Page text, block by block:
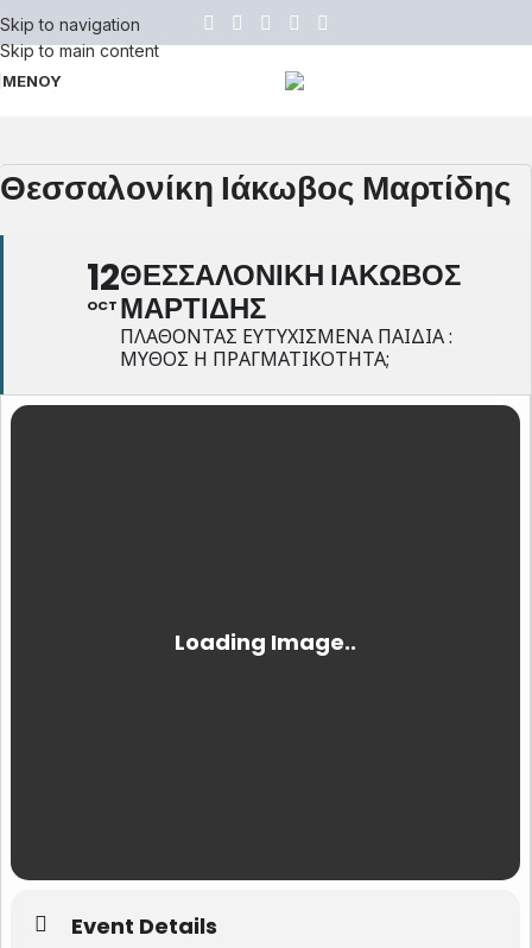
Skip to navigation
Skip to main content
ΜΕΝΟΥ
Θεσσαλονίκη Ιάκωβος Μαρτίδης
12
OCT
ΘΕΣΣΑΛΟΝΙΚΗ ΙΑΚΩΒΟΣ
ΜΑΡΤΙΔΗΣ
ΠΛΑΘΟΝΤΑΣ ΕΥΤΥΧΙΣΜΕΝΑ ΠΑΙΔΙΑ :
ΜΥΘΟΣ Η ΠΡΑΓΜΑΤΙΚΟΤΗΤΑ;
Event Details